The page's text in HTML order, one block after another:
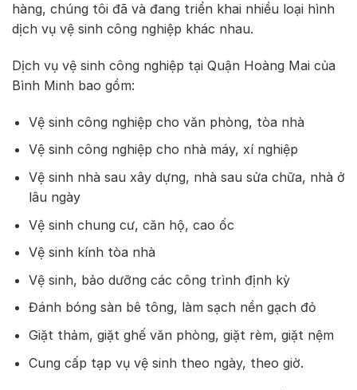
hàng, chúng tôi đã và đang triển khai nhiều loại hình
dịch vụ vệ sinh công nghiệp khác nhau.
Dịch vụ vệ sinh công nghiệp tại Quận Hoàng Mai của
Bình Minh bao gồm:
Vệ sinh công nghiệp cho văn phòng, tòa nhà
Vệ sinh công nghiệp cho nhà máy, xí nghiệp
Vệ sinh nhà sau xây dựng, nhà sau sửa chữa, nhà ở
lâu ngày
Vệ sinh chung cư, căn hộ, cao ốc
Vệ sinh kính tòa nhà
Vệ sinh, bảo dưỡng các công trình định kỳ
Đánh bóng sàn bê tông, làm sạch nền gạch đỏ
Giặt thảm, giặt ghế văn phòng, giặt rèm, giặt nệm
Cung cấp tạp vụ vệ sinh theo ngày, theo giờ.